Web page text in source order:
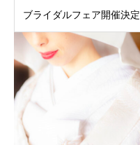
ブライダルフェア開催決定